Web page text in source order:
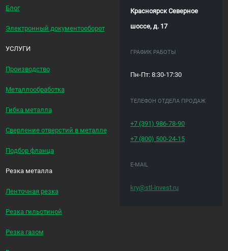
Блог
Электронный документооборот
УСЛУГИ
Производство
Металлообработка
Гибка металла
Сверление отверстий в металле
Подбор фланца
Резка металла
Ленточная резка
Резка гильотиной
Резка газом
Красноярск Северное
шоссе, д. 17
ГРАФИК РАБОТЫ
Пн-Пт: 8:30-17:30
ТЕЛЕФОН ОТДЕЛА ПРОДАЖ
+7 (391)986-78-90
+7 (800) 500-24-15
E-MAIL
kry@stl-invest.ru